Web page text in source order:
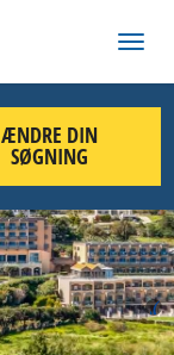
ÆNDRE DIN
SØGNING